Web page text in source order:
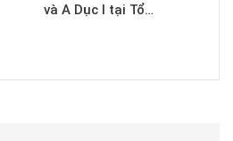
và A Dục I tại Tổ…